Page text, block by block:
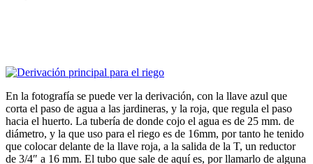
En la fotografía se puede ver la derivación, con la llave azul que
corta el paso de agua a las jardineras, y la roja, que regula el paso
hacia el huerto. La tubería de donde cojo el agua es de 25 mm. de
diámetro, y la que uso para el riego es de 16mm, por tanto he tenido
que colocar delante de la llave roja, a la salida de la T, un reductor
de 3/4″ a 16 mm. El tubo que sale de aquí es, por llamarlo de alguna